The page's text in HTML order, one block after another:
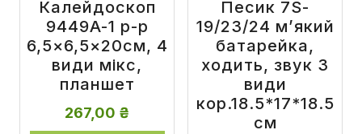
Калейдоскоп
9449A-1 р-р
6,5×6,5×20см, 4
види мікс,
планшет
267,00 ₴
Песик 7S-
19/23/24 м’який
батарейка,
ходить, звук 3
види
кор.18.5*17*18.5
см